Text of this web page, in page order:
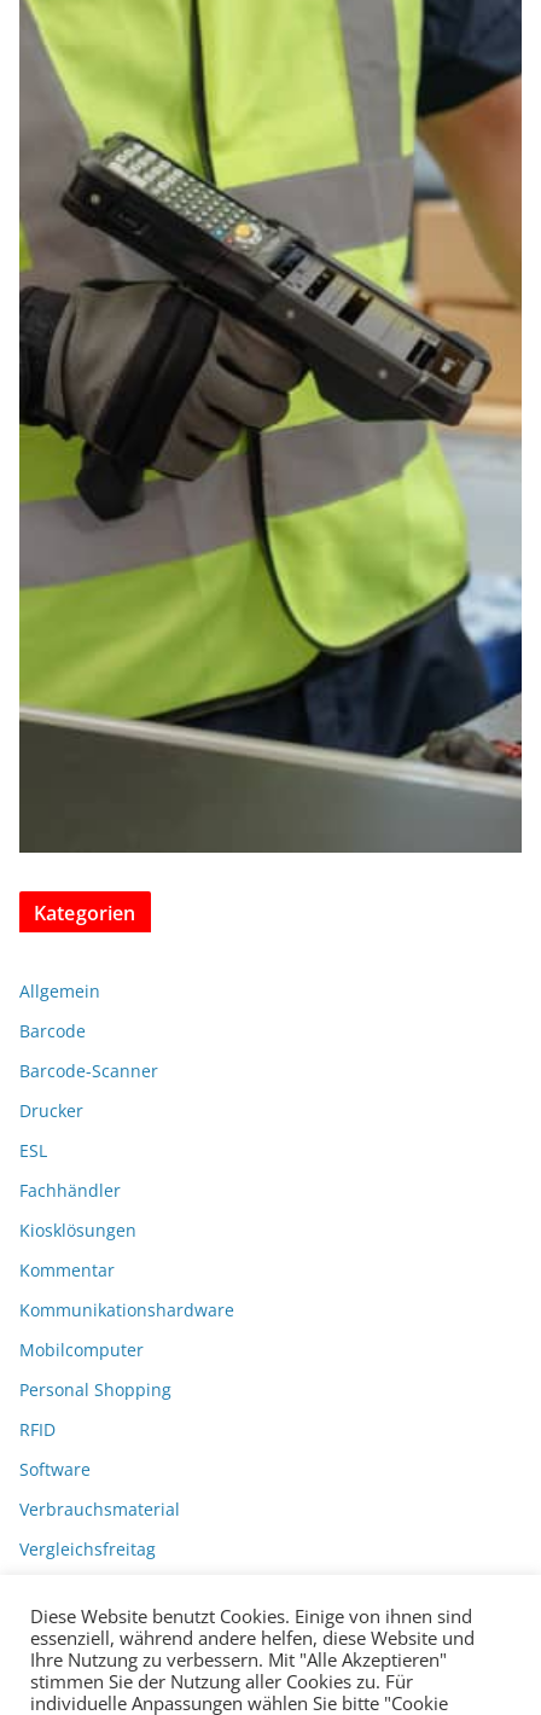
Kategorien
Allgemein
Barcode
Barcode-Scanner
Drucker
ESL
Fachhändler
Kiosklösungen
Kommentar
Kommunikationshardware
Mobilcomputer
Personal Shopping
RFID
Software
Verbrauchsmaterial
Vergleichsfreitag
Diese Website benutzt Cookies. Einige von ihnen sind
essenziell, während andere helfen, diese Website und
Ihre Nutzung zu verbessern. Mit "Alle Akzeptieren"
stimmen Sie der Nutzung aller Cookies zu. Für
individuelle Anpassungen wählen Sie bitte "Cookie